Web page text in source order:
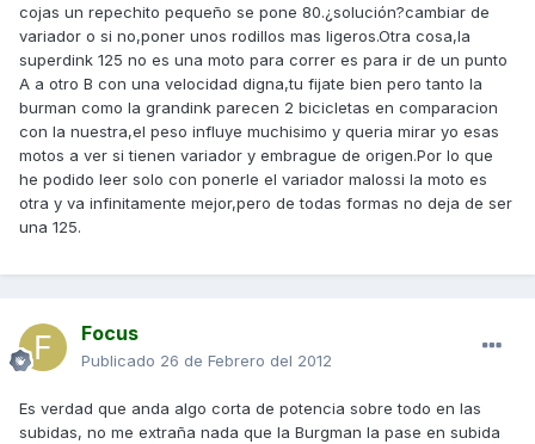
cojas un repechito pequeño se pone 80.¿solución?cambiar de
variador o si no,poner unos rodillos mas ligeros.Otra cosa,la
superdink 125 no es una moto para correr es para ir de un punto
A a otro B con una velocidad digna,tu fijate bien pero tanto la
burman como la grandink parecen 2 bicicletas en comparacion
con la nuestra,el peso influye muchisimo y queria mirar yo esas
motos a ver si tienen variador y embrague de origen.Por lo que
he podido leer solo con ponerle el variador malossi la moto es
otra y va infinitamente mejor,pero de todas formas no deja de ser
una 125.
Focus
Publicado 26 de Febrero del 2012
Es verdad que anda algo corta de potencia sobre todo en las
subidas, no me extraña nada que la Burgman la pase en subida